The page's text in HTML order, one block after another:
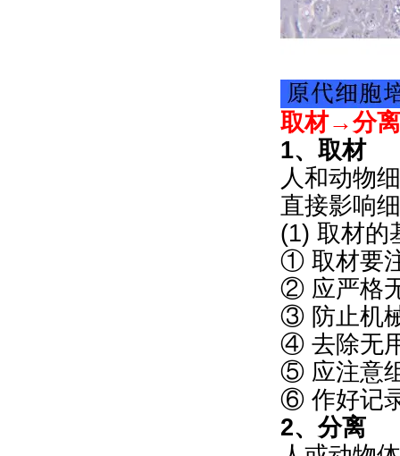
取材→分
1、取材
人和动物
直接影响
(1) 取材的
① 取材要
② 应严格
③ 防止机
④ 去除无
⑤ 应注意
⑥ 作好记
2、分离